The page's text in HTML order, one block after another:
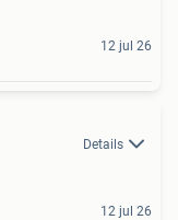
12 jul 26
Details
12 jul 26